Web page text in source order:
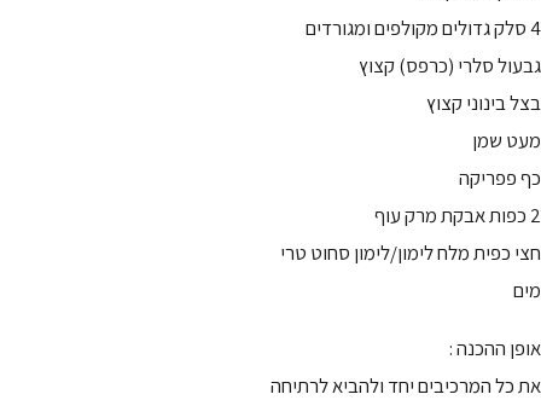
4 סלק גדולים מקולפים ומגורדים
גבעול סלרי (כרפס) קצוץ
בצל בינוני קצוץ
מעט שמן
כף פפריקה
2 כפות אבקת מרק עוף
חצי כפית מלח לימון/לימון סחוט טרי
מים
אופן ההכנה :
את כל המרכיבים יחד ולהביא לרתיחה